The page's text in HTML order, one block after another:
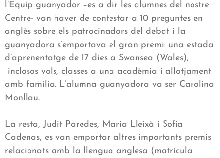
l’Equip guanyador –es a dir les alumnes del nostre
Centre- van haver de contestar a 10 preguntes en
anglès sobre els patrocinadors del debat i la
guanyadora s’emportava el gran premi: una estada
d’aprenentatge de 17 dies a Swansea (Wales),
inclosos vols, classes a una acadèmia i allotjament
amb família. L’alumna guanyadora va ser Carolina
Monllau.
La resta, Judit Paredes, Maria Lleixà i Sofia
Cadenas, es van emportar altres importants premis
relacionats amb la llengua anglesa (matrícula